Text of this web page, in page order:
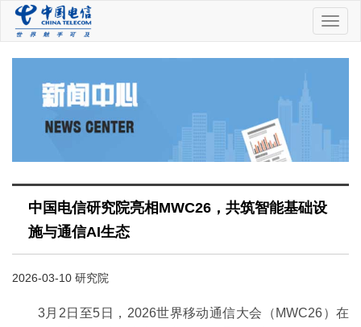
中
国
中国电信研究院亮相MWC26，共筑智能基础设
施与通信AI生态
2026-03-10 研究院
3月2日至5日，2026世界移动通信大会（MWC26）在